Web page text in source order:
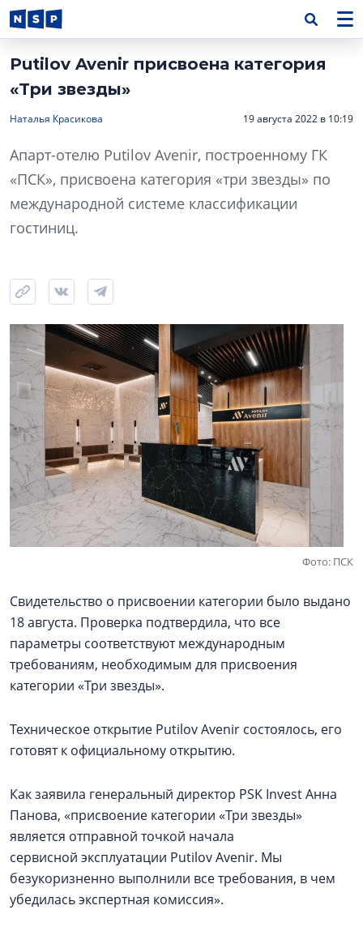
Putilov Avenir присвоена категория
«Три звезды»
Наталья Красикова 19 августа 2022 в 10:19
Апарт-отелю Putilov Avenir, построенному ГК
«ПСК», присвоена категория «три звезды» по
международной системе классификации
гостиниц.
Фото: ПСК
Свидетельство о присвоении категории было выдано
18 августа. Проверка подтвердила, что все
параметры соответствуют международным
требованиям, необходимым для присвоения
категории «Три звезды».
Техническое открытие Putilov Avenir состоялось, его
готовят к официальному открытию.
Как заявила генеральный директор PSK Invest Анна
Панова, «присвоение категории «Три звезды»
является отправной точкой начала
сервисной эксплуатации Putilov Avenir. Мы
безукоризненно выполнили все требования, в чем
убедилась экспертная комиссия».